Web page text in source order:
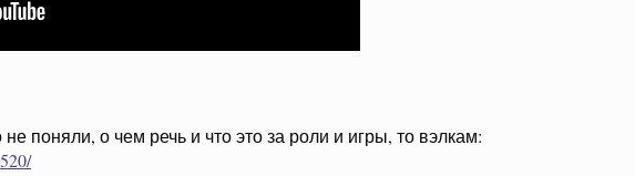
поняли, о чем речь и что это за роли и игры, то вэлкам: